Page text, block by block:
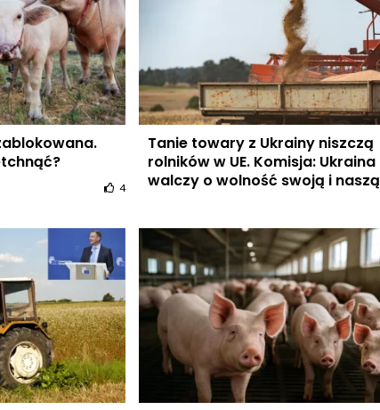
4
Tanie towary z Ukrainy niszczą
rolników w UE. Komisja: Ukraina
walczy o wolność swoją i naszą